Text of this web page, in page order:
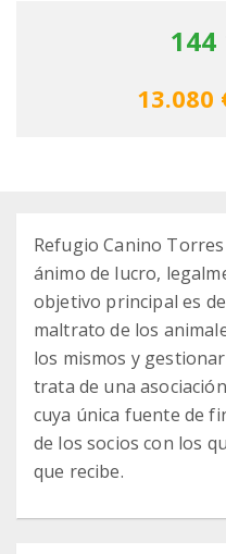
144
13.080
Refugio Canino
ánimo de lucro,
objetivo principal es
maltrato de los
los mismos y
trata de una
cuya única fuente de
de los socios con los
que recibe.